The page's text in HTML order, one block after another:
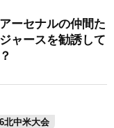
ーセナルの仲間た
ャースを勧誘して
北中米大会